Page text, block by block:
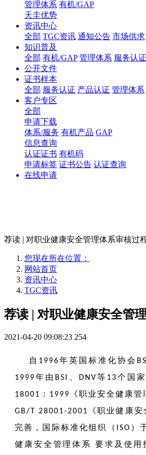
管理体系 有机/GAP
天圭优势
资讯中心
全部 TGC资讯 通知公告 市场供求
知识普及
全部 有机/GAP 管理体系 服务认证
公开文件
证书样本
全部 服务认证 产品认证 管理体系
客户专区
全部
申请下载
体系/服务 有机产品 GAP
信息查询
认证证书 有机码
申请标签 证书公告 认证查询
在线申请
荐读 | 对职业健康安全管理体系审核过
您现在所在位置：
网站首页
资讯中心
TGC资讯
荐读 | 对职业健康安全管
2021-04-20 09:08:23 254
自 1996年英国标准化协会 BSI
1999年由 BSI DNV等 13个国
18001 ： 1999 《职业安全健康
GB/T 28001-2001 《职业健康
完善，国际标准化组织（
ISO ）
健康安全管理体系 要求及使用